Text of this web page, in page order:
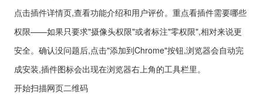
点击插件详情页,查看功能介绍和用户评价。重点看插件需要哪些
权限——如果只要求"摄像头权限"或者标注"零权限",相对来说更
安全。确认没问题后,点击"添加到Chrome"按钮,浏览器会自动完
成安装,插件图标会出现在浏览器右上角的工具栏里。
开始扫描网页二维码